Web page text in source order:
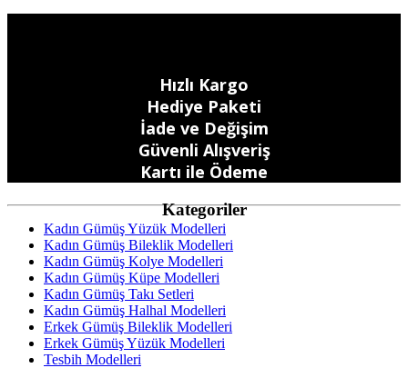
Hızlı Kargo
Hediye Paketi
İade ve Değişim
Güvenli Alışveriş
Kartı ile Ödeme
Kategoriler
Kadın Gümüş Yüzük Modelleri
Kadın Gümüş Bileklik Modelleri
Kadın Gümüş Kolye Modelleri
Kadın Gümüş Küpe Modelleri
Kadın Gümüş Takı Setleri
Kadın Gümüş Halhal Modelleri
Erkek Gümüş Bileklik Modelleri
Erkek Gümüş Yüzük Modelleri
Tesbih Modelleri